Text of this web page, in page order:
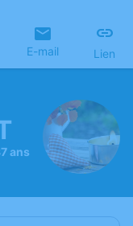
E-mail Lien
ans